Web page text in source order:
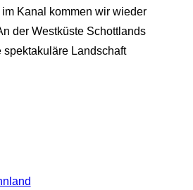
Kanal kommen wir wieder
der Westküste Schottlands
spektakuläre Landschaft